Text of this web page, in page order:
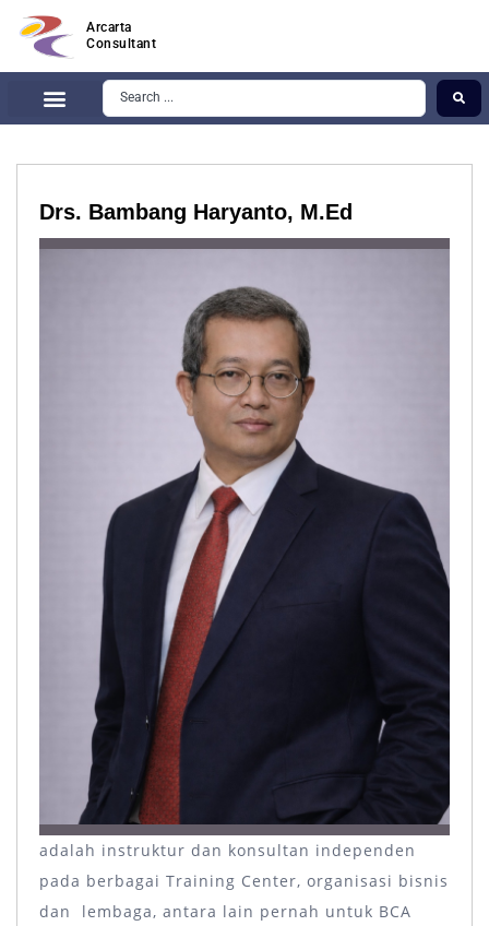
Arcarta
Consultant
Drs. Bambang Haryanto, M.Ed
adalah instruktur dan konsultan independen
pada berbagai Training Center, organisasi bisnis
dan lembaga, antara lain pernah untuk BCA